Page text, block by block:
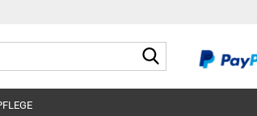
Suche...